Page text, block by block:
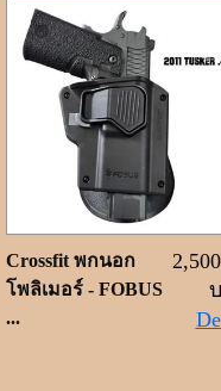
Crossfit พกนอก
โพลิเมอร์ - FOBUS
...